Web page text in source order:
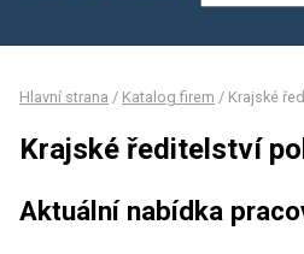
Hlavní strana / Katalog firem / Krajské
Krajské ředitelství
Aktuální nabídka